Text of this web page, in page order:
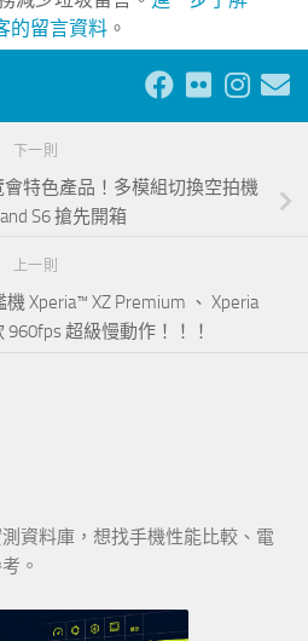
的留言資料 。
下一則
特色產品！多模組切換空拍機
S6 搶先開箱
上一則
Xperia™ XZ Premium 、 Xperia
960fps 超級慢動作！！！
資料庫，想找手機性能比較、電
。